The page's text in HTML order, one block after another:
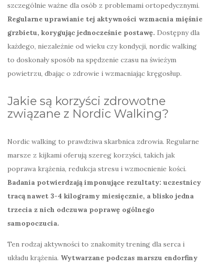
szczególnie ważne dla osób z problemami ortopedycznymi.
Regularne uprawianie tej aktywności wzmacnia mięśnie
grzbietu, korygując jednocześnie postawę. Dostępny dla
każdego, niezależnie od wieku czy kondycji, nordic walking
to doskonały sposób na spędzenie czasu na świeżym
powietrzu, dbając o zdrowie i wzmacniając kręgosłup.
Jakie są korzyści zdrowotne
związane z Nordic Walking?
Nordic walking to prawdziwa skarbnica zdrowia. Regularne
marsze z kijkami oferują szereg korzyści, takich jak
poprawa krążenia, redukcja stresu i wzmocnienie kości.
Badania potwierdzają imponujące rezultaty: uczestnicy
tracą nawet 3-4 kilogramy miesięcznie, a blisko jedna
trzecia z nich odczuwa poprawę ogólnego
samopoczucia.
Ten rodzaj aktywności to znakomity trening dla serca i
układu krążenia. Wytwarzane podczas marszu endorfiny